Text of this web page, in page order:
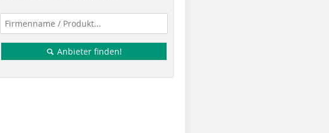
Anbieter finden!